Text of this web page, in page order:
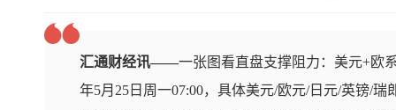
汇通财经讯——一张图看直盘支撑阻力：美元+欧
年5月25日周一07:00，具体美元/欧元/日元/英镑/